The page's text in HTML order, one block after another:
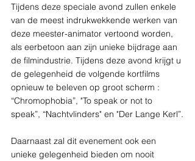
Tijdens deze speciale avond zullen enkele
van de meest indrukwekkende werken van
deze meester-animator vertoond worden,
als eerbetoon aan zijn unieke bijdrage aan
de filmindustrie. Tijdens deze avond krijgt u
de gelegenheid de volgende kortfilms
opnieuw te beleven op groot scherm :
“Chromophobia”, "To speak or not to
speak”, “Nachtvlinders" en "Der Lange Kerl”.
Daarnaast zal dit evenement ook een
unieke gelegenheid bieden om nooit